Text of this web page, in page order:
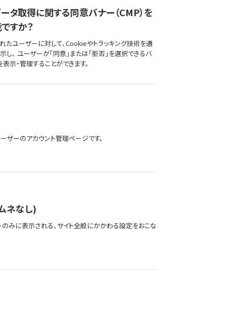
タ取得に関する同意バナー（CMP）を
すか？
れたユーザーに対して、Cookieやトラッキング技術を通
、 ユーザーが「同意」または「拒否」を選択できるバ
示・管理することができます。
ーのアカウント管理ページです。
ネなし)
みに表示される、サイト全般にかかわる設定をおこな